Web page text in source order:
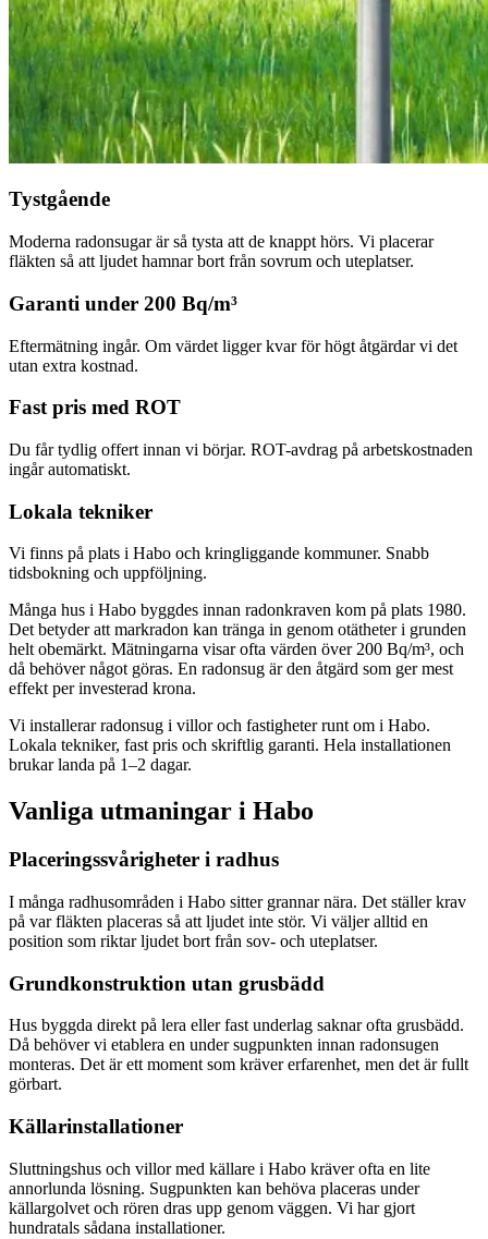
Tystgående
Moderna radonsugar är så tysta att de knappt hörs. Vi placerar
fläkten så att ljudet hamnar bort från sovrum och uteplatser.
Garanti under 200 Bq/m³
Eftermätning ingår. Om värdet ligger kvar för högt åtgärdar vi det
utan extra kostnad.
Fast pris med ROT
Du får tydlig offert innan vi börjar. ROT-avdrag på arbetskostnaden
ingår automatiskt.
Lokala tekniker
Vi finns på plats i Habo och kringliggande kommuner. Snabb
tidsbokning och uppföljning.
Många hus i Habo byggdes innan radonkraven kom på plats 1980.
Det betyder att markradon kan tränga in genom otätheter i grunden
helt obemärkt. Mätningarna visar ofta värden över 200 Bq/m³, och
då behöver något göras. En radonsug är den åtgärd som ger mest
effekt per investerad krona.
Vi installerar radonsug i villor och fastigheter runt om i Habo.
Lokala tekniker, fast pris och skriftlig garanti. Hela installationen
brukar landa på 1–2 dagar.
Vanliga utmaningar i Habo
Placeringssvårigheter i radhus
I många radhusområden i Habo sitter grannar nära. Det ställer krav
på var fläkten placeras så att ljudet inte stör. Vi väljer alltid en
position som riktar ljudet bort från sov- och uteplatser.
Grundkonstruktion utan grusbädd
Hus byggda direkt på lera eller fast underlag saknar ofta grusbädd.
Då behöver vi etablera en under sugpunkten innan radonsugen
monteras. Det är ett moment som kräver erfarenhet, men det är fullt
görbart.
Källarinstallationer
Sluttningshus och villor med källare i Habo kräver ofta en lite
annorlunda lösning. Sugpunkten kan behöva placeras under
källargolvet och rören dras upp genom väggen. Vi har gjort
hundratals sådana installationer.